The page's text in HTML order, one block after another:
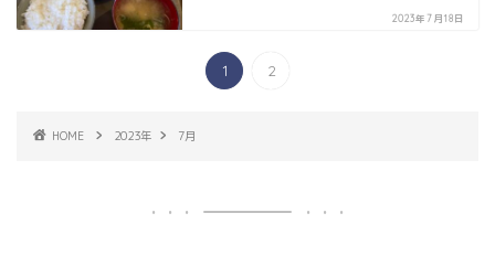
2023年7月18日
1 2
HOME 2023年 7月